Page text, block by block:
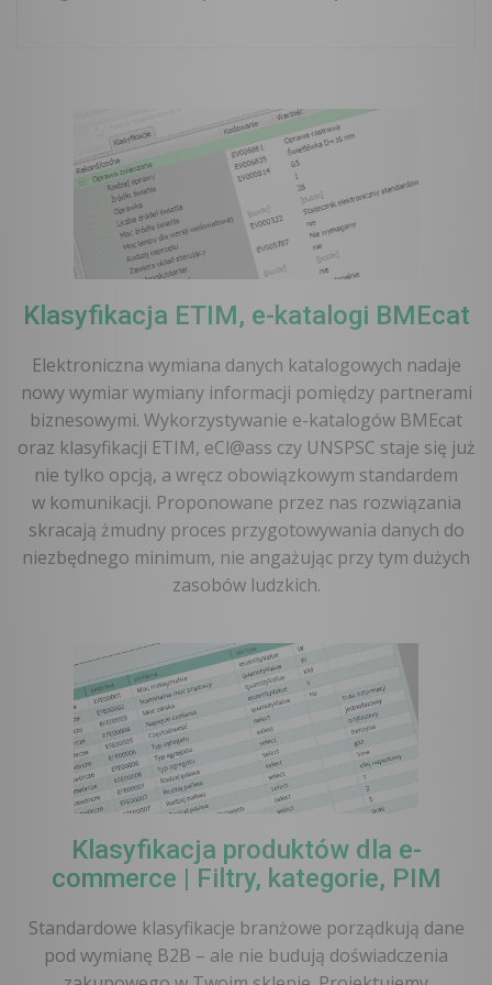
przetestować narzędzie na własnych
produktach i ocenić jakość
rozpoznawania atrybutów, zanim
podejmiesz decyzję o wdrożeniu.
Klasyfikacja ETIM, e-katalogi BMEcat
Elektroniczna wymiana danych katalogowych nadaje
nowy wymiar wymiany informacji pomiędzy partnerami
biznesowymi. Wykorzystywanie e-katalogów BMEcat
oraz klasyfikacji ETIM, eCl@ass czy UNSPSC staje się już
nie tylko opcją, a wręcz obowiązkowym standardem
w komunikacji. Proponowane przez nas rozwiązania
skracają żmudny proces przygotowywania danych do
niezbędnego minimum, nie angażując przy tym dużych
zasobów ludzkich.
Klasyfikacja produktów dla e-
commerce | Filtry, kategorie, PIM
Standardowe klasyfikacje branżowe porządkują dane
pod wymianę B2B – ale nie budują doświadczenia